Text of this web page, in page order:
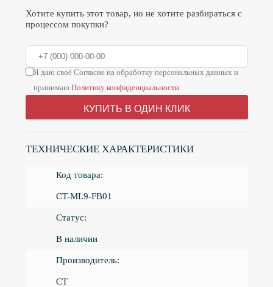
Хотите купить этот товар, но не хотите разбираться с
процессом покупки?
Я даю своё Согласие на обработку персональных данных и
принимаю Политику конфиденциальности
КУПИТЬ В ОДИН КЛИК
ТЕХНИЧЕСКИЕ ХАРАКТЕРИСТИКИ
Код товара:
CT-ML9-FB01
Статус:
В наличии
Производитель:
CT